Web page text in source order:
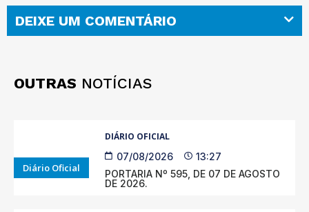
DEIXE UM COMENTÁRIO
OUTRAS NOTÍCIAS
Diário Oficial
DIÁRIO OFICIAL
07/08/2026
13:27
PORTARIA Nº 595, DE 07 DE AGOSTO
DE 2026.